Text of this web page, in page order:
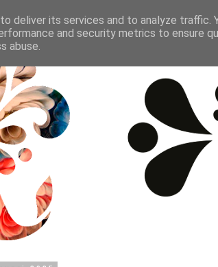
deliver its services and to analyze traffic.
and security metrics to ensure
abuse.